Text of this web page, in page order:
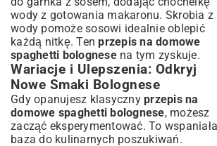
wody z gotowania makaronu. Skrobia z
wody pomoże sosowi idealnie oblepić
każdą nitkę. Tenprzepis na domowe
spaghetti bolognesena tym zyskuje.
Wariacje i Ulepszenia: Odkryj
Nowe Smaki Bolognese
Gdy opanujesz klasyczny przepis na
domowe spaghetti bolognese, możesz
zacząć eksperymentować. To wspaniała
baza do kulinarnych poszukiwań.